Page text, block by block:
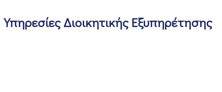
Υπηρεσίες Διοικητικής Εξυπηρέτησης